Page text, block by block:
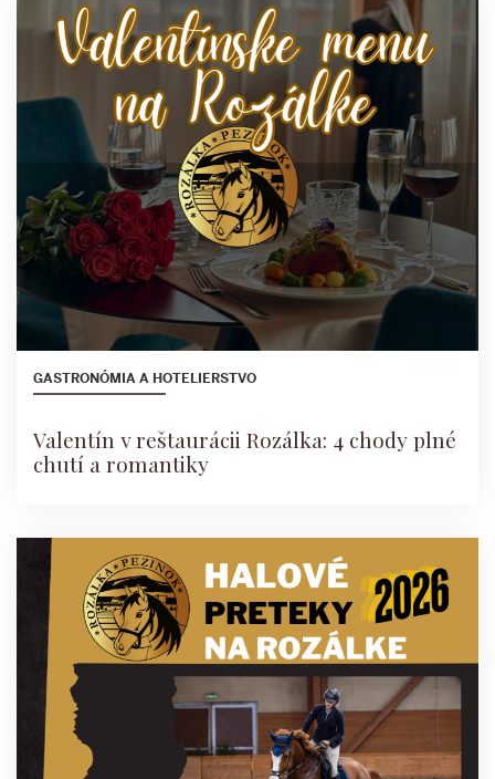
GASTRONÓMIA A HOTELIERSTVO
Valentín v reštaurácii Rozálka: 4 chody plné
chutí a romantiky